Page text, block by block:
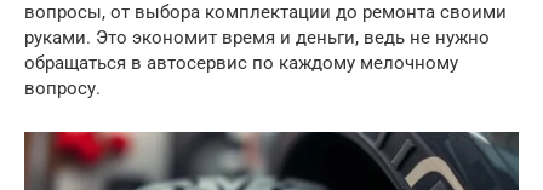
вопросы, от выбора комплектации до ремонта своими
руками. Это экономит время и деньги, ведь не нужно
обращаться в автосервис по каждому мелочному
вопросу.